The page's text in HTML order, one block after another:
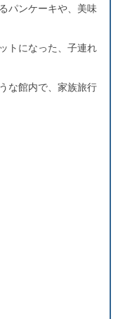
パンケーキや、美味
トになった、子連れ
な館内で、家族旅行